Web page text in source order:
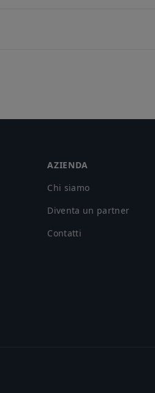
AZIENDA
Chi siamo
Diventa un partner
Contatti